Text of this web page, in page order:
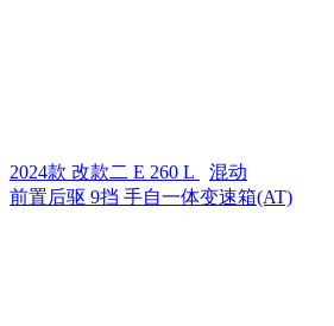
2024款 改款二 E 260 L
混动
前置后驱 9挡 手自一体变速箱(AT)